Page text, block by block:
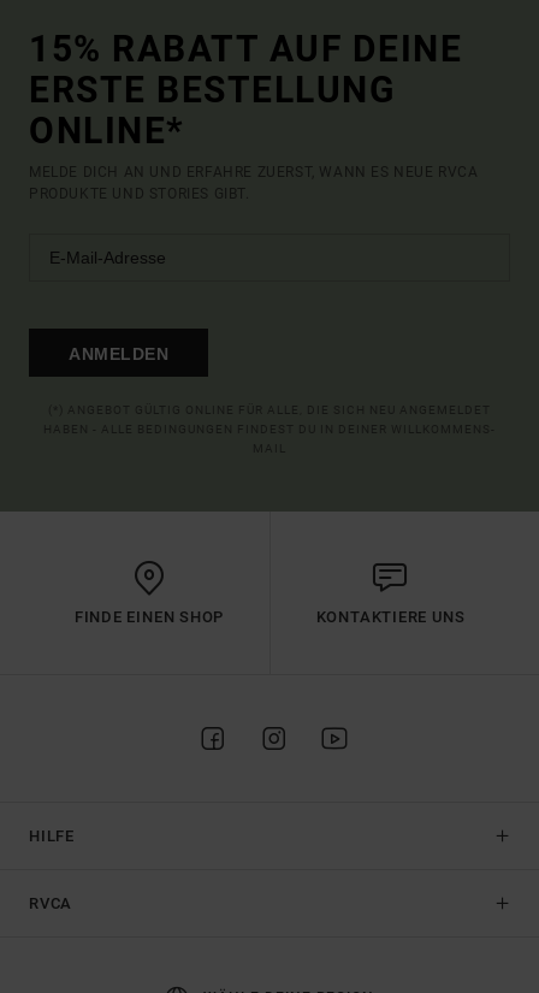
15% RABATT AUF DEINE
ERSTE BESTELLUNG
ONLINE*
MELDE DICH AN UND ERFAHRE ZUERST, WANN ES NEUE RVCA
PRODUKTE UND STORIES GIBT.
ANMELDEN
FINDE EINEN SHOP KONTAKTIERE UNS
HILFE
RVCA